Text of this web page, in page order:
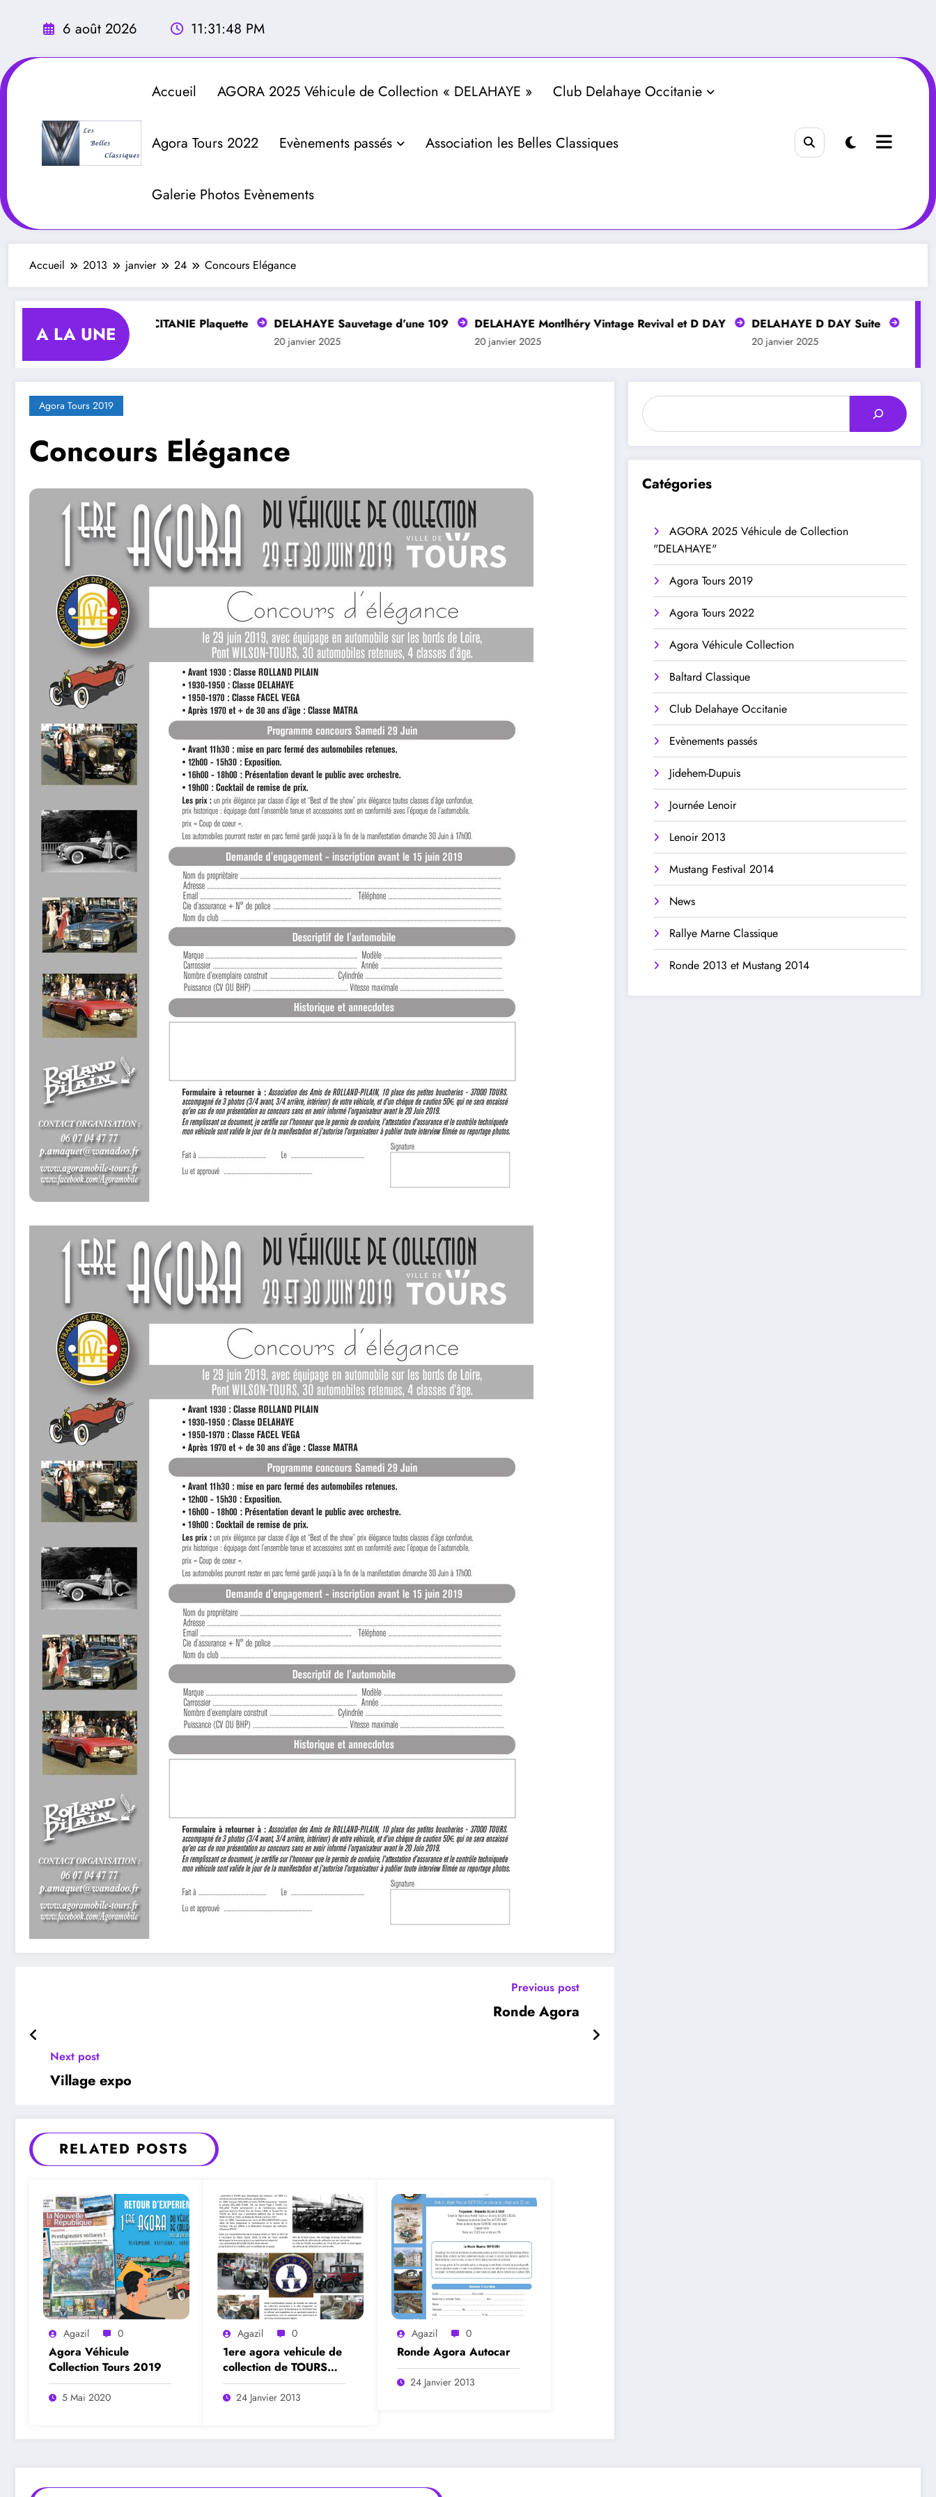
6 août 2026 11:31:50 PM
Accueil AGORA 2025 Véhicule de Collection « DELAHAYE » Club Delahaye Occitanie
Agora Tours 2022 Evènements passés Association les Belles Classiques
Galerie Photos Evènements
Accueil 2013 janvier 24 Concours Elégance
A LA UNE
Club DELAHAYE OCCITANIE Plaquette
20 janvier 2025
DELAHAYE Sauvetage d’une 109
20 janvier 2025
DELAHAYE Montlhéry Vintage Revival et D DAY
20 janvier 2025
DELAHAYE D DAY Suite
20 janvier 2025
Agora Tours 2019
Concours Elégance
Previous post
Ronde Agora
Next post
Village expo
RELATED POSTS
Agazil 0
Agora Véhicule
Collection Tours 2019
5 Mai 2020
Agazil 0
1ere agora vehicule de
collection de TOURS
présentation
24 Janvier 2013
Agazil 0
Ronde Agora Autocar
24 Janvier 2013
Rechercher
Catégories
AGORA 2025 Véhicule de Collection
"DELAHAYE"
Agora Tours 2019
Agora Tours 2022
Agora Véhicule Collection
Baltard Classique
Club Delahaye Occitanie
Evènements passés
Jidehem-Dupuis
Journée Lenoir
Lenoir 2013
Mustang Festival 2014
News
Rallye Marne Classique
Ronde 2013 et Mustang 2014